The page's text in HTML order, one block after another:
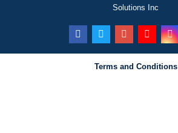
Solutions Inc
Terms and Conditions